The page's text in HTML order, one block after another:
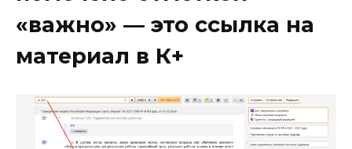
«важно» — это ссылка на
материал в К+